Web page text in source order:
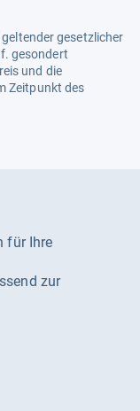
gesetzlicher
gesondert
und die
Zeitpunkt des